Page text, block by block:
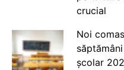
crucial
Noi
școlar